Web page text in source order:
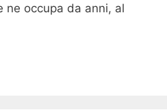
ne occupa da anni, al